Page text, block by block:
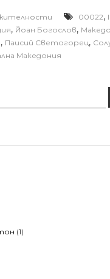
00022,
, Йоан Богослов,
, Паисий Светогорец,
Македония
(1)